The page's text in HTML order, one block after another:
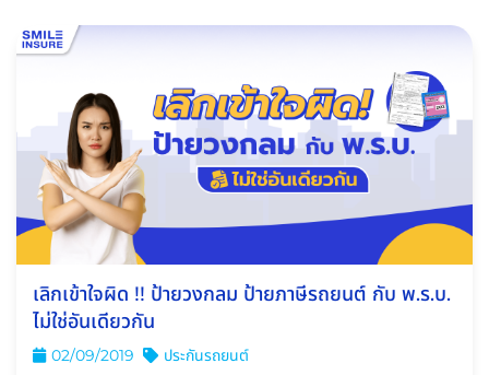
เลิกเข้าใจผิด !! ป้ายวงกลม ป้ายภาษีรถยนต์ กับ พ.ร.บ.
ไม่ใช่อันเดียวกัน
02/09/2019 ประกันรถยนต์